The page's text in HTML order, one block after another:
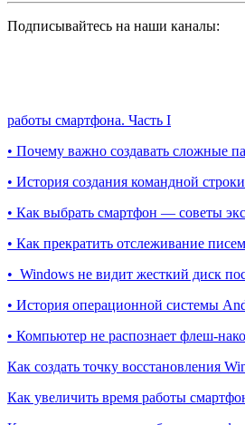
Подписывайтесь на наши каналы:
работы смартфона. Часть I
• Почему важно создавать сложные
• История создания командной строки
• Как выбрать смартфон — советы
• Как прекратить отслеживание писем
• Windows не видит жесткий диск
• История операционной системы
• Компьютер не распознает флеш-
Как создать точку восстановления
Как увеличить время работы